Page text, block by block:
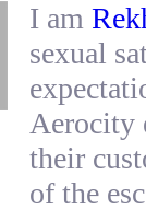
I am
sexual
Aerocity
their
of the